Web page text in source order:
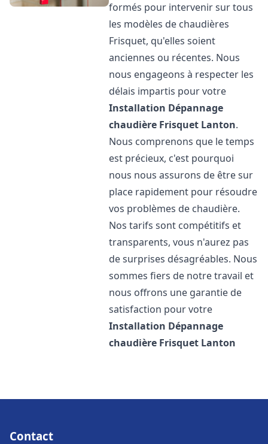
formés pour intervenir sur tous
les modèles de chaudières
Frisquet, qu'elles soient
anciennes ou récentes. Nous
nous engageons à respecter les
délais impartis pour votre
Installation Dépannage
chaudière Frisquet Lanton.
Nous comprenons que le temps
est précieux, c'est pourquoi
nous nous assurons de être sur
place rapidement pour résoudre
vos problèmes de chaudière.
Nos tarifs sont compétitifs et
transparents, vous n'aurez pas
de surprises désagréables. Nous
sommes fiers de notre travail et
nous offrons une garantie de
satisfaction pour votre
Installation Dépannage
chaudière Frisquet Lanton
Contact